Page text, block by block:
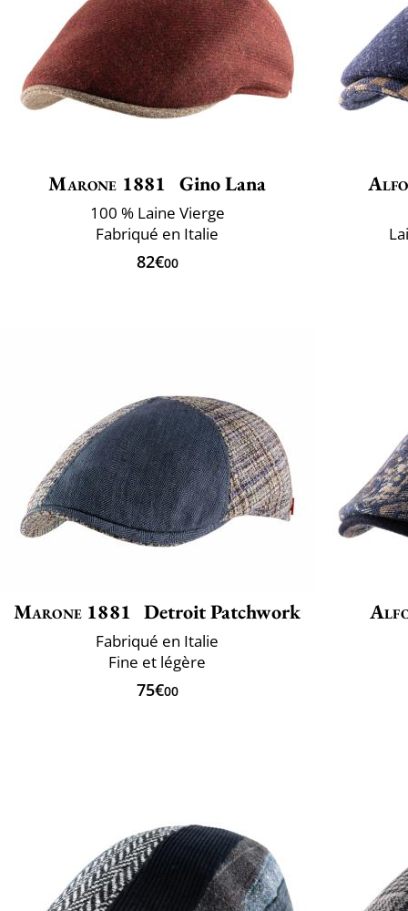
Marone 1881 Gino Lana
100 % Laine Vierge
Fabriqué en Italie
82€00
Marone 1881 Detroit Patchwork
Fabriqué en Italie
Fine et légère
75€00